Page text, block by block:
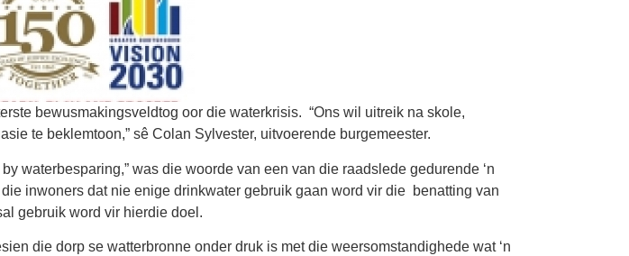
bewusmakingsveldtog oor die waterkrisis. “Ons wil uitreik na skole,
te beklemtoon,” sê Colan Sylvester, uitvoerende burgemeester.
waterbesparing,” was die woorde van een van die raadslede gedurende ‘n
inwoners dat nie enige drinkwater gebruik gaan word vir die benatting van
gebruik word vir hierdie doel.
die dorp se watterbronne onder druk is met die weersomstandighede wat ‘n